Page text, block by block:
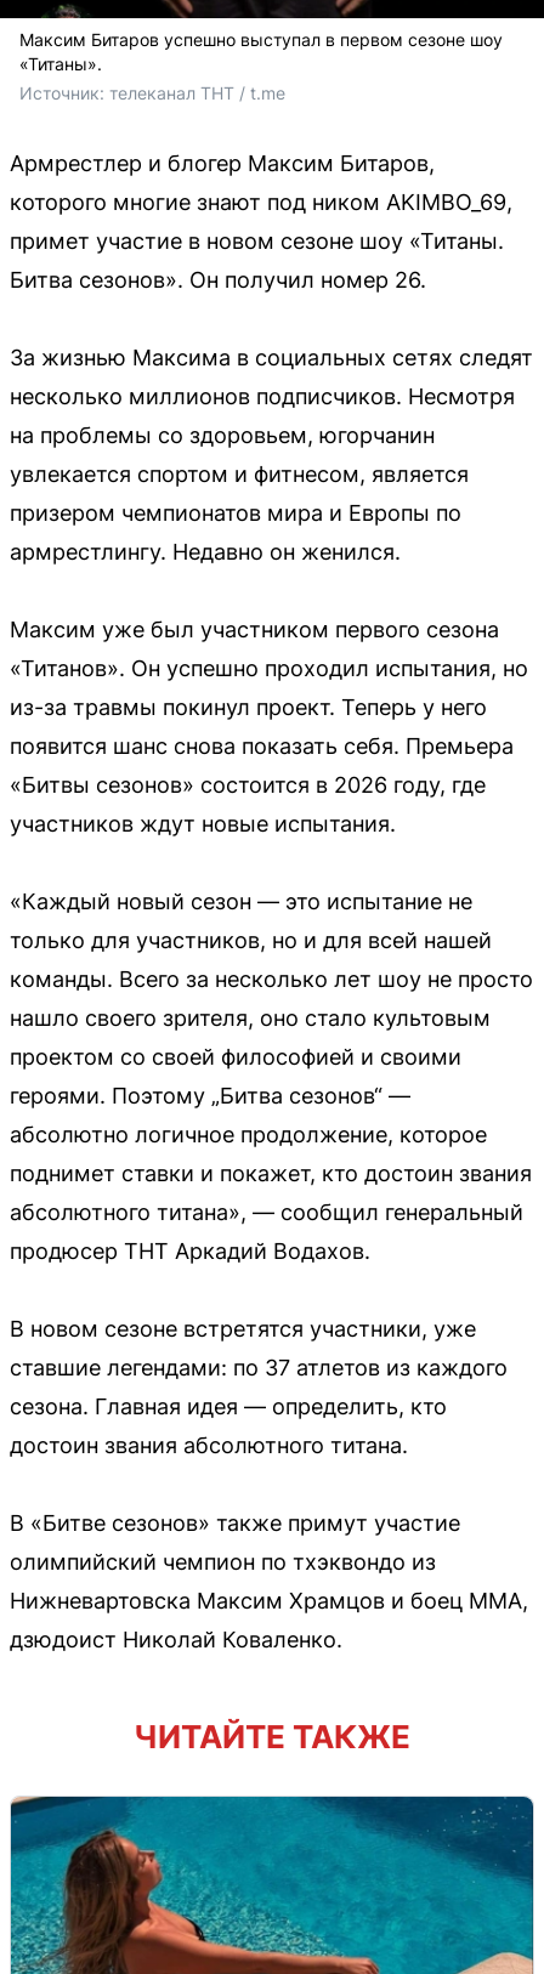
Максим Битаров успешно выступал в первом сезоне шоу
«Титаны».
Источник: телеканал ТНТ / t.me
Армрестлер и блогер Максим Битаров,
которого многие знают под ником AKIMBO_69,
примет участие в новом сезоне шоу «Титаны.
Битва сезонов». Он получил номер 26.
За жизнью Максима в социальных сетях следят
несколько миллионов подписчиков. Несмотря
на проблемы со здоровьем, югорчанин
увлекается спортом и фитнесом, является
призером чемпионатов мира и Европы по
армрестлингу. Недавно он женился.
Максим уже был участником первого сезона
«Титанов». Он успешно проходил испытания, но
из-за травмы покинул проект. Теперь у него
появится шанс снова показать себя. Премьера
«Битвы сезонов» состоится в 2026 году, где
участников ждут новые испытания.
«Каждый новый сезон — это испытание не
только для участников, но и для всей нашей
команды. Всего за несколько лет шоу не просто
нашло своего зрителя, оно стало культовым
проектом со своей философией и своими
героями. Поэтому „Битва сезонов“ —
абсолютно логичное продолжение, которое
поднимет ставки и покажет, кто достоин звания
абсолютного титана», — сообщил генеральный
продюсер ТНТ Аркадий Водахов.
В новом сезоне встретятся участники, уже
ставшие легендами: по 37 атлетов из каждого
сезона. Главная идея — определить, кто
достоин звания абсолютного титана.
В «Битве сезонов» также примут участие
олимпийский чемпион по тхэквондо из
Нижневартовска Максим Храмцов и боец MMA,
дзюдоист Николай Коваленко.
ЧИТАЙТЕ ТАКЖЕ